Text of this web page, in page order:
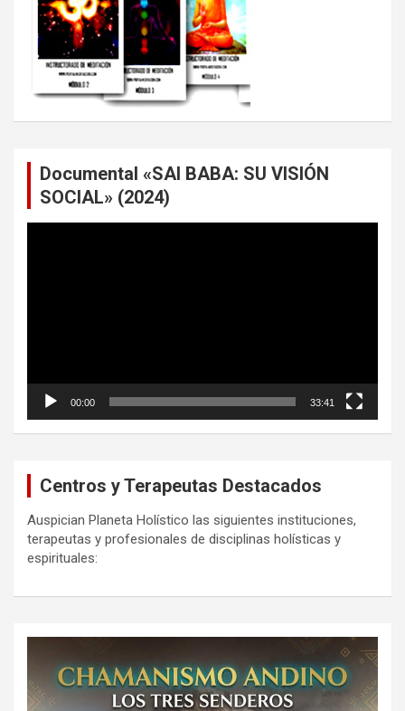
Documental «SAI BABA: SU VISIÓN
SOCIAL» (2024)
00:00 33:41
Centros y Terapeutas Destacados
Auspician Planeta Holístico las siguientes instituciones,
terapeutas y profesionales de disciplinas holísticas y
espirituales: